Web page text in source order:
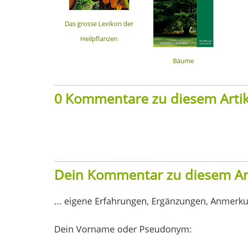
Das grosse Lexikon der
Heilpflanzen
Bäume
0 Kommentare zu diesem
Dein Kommentar zu diesem
... eigene Erfahrungen, Ergänzungen,
Dein Vorname oder Pseudonym: